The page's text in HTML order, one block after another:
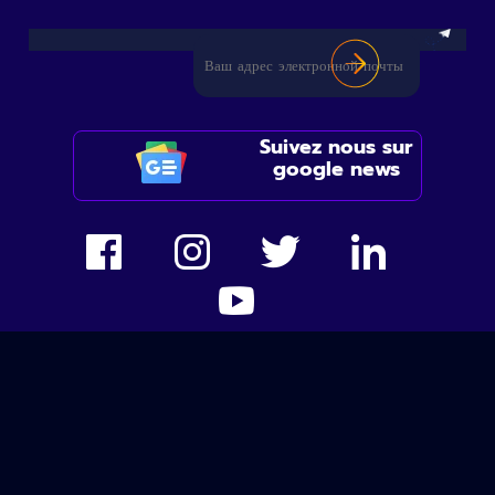
Suivez nous sur
google news